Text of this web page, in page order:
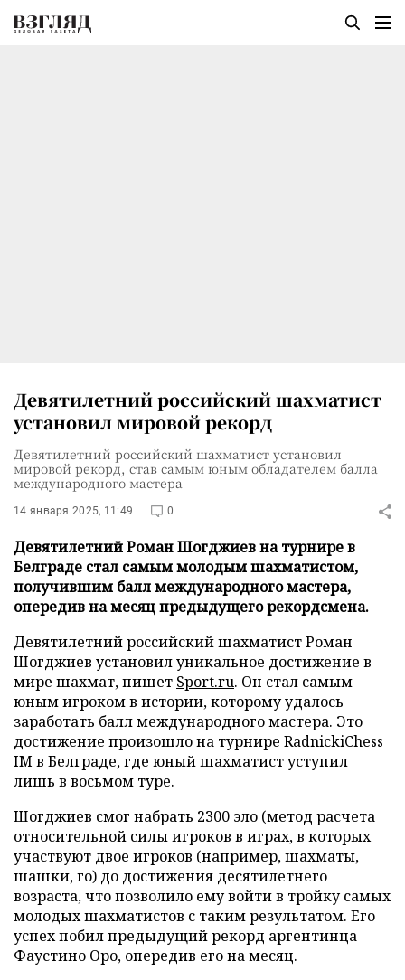
Девятилетний российский шахматист
установил мировой рекорд
Девятилетний российский шахматист установил
мировой рекорд, став самым юным обладателем балла
международного мастера
14 января 2025, 11:49 0
Девятилетний Роман Шогджиев на турнире в
Белграде стал самым молодым шахматистом,
получившим балл международного мастера,
опередив на месяц предыдущего рекордсмена.
Девятилетний российский шахматист Роман
Шогджиев установил уникальное достижение в
мире шахмат, пишет Sport.ru. Он стал самым
юным игроком в истории, которому удалось
заработать балл международного мастера. Это
достижение произошло на турнире RadnickiChess
IM в Белграде, где юный шахматист уступил
лишь в восьмом туре.
Шогджиев смог набрать 2300 эло (метод расчета
относительной силы игроков в играх, в которых
участвуют двое игроков (например, шахматы,
шашки, го) до достижения десятилетнего
возраста, что позволило ему войти в тройку самых
молодых шахматистов с таким результатом. Его
успех побил предыдущий рекорд аргентинца
Фаустино Оро, опередив его на месяц.